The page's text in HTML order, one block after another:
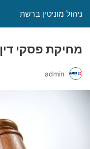
ניהול מוניטין ברשת
מחיקת פסקי דין
admin